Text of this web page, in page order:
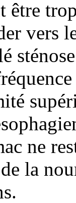
être
vers
ne
la